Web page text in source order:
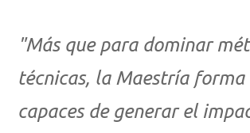
"Más que para dominar
técnicas, la Maestría forma
capaces de generar el